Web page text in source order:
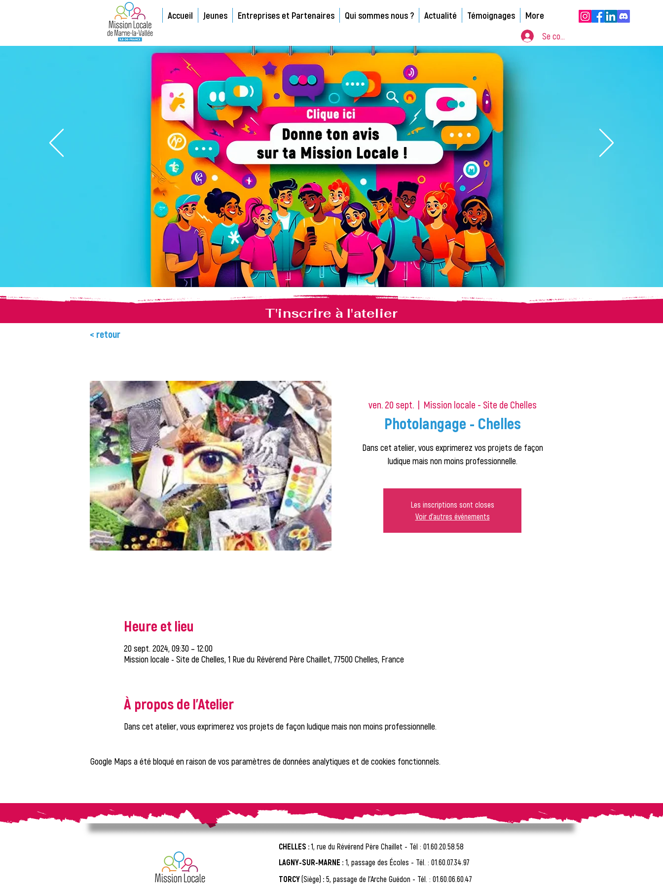
Accueil Jeunes Entreprises et Partenaires Qui sommes nous ? Actualité Témoignages More
Se connecter
T'inscrire à l'atelier
< retour
ven. 20 sept.
  |
Mission locale - Site de Chelles
Photolangage - Chelles
Dans cet atelier, vous exprimerez vos projets de façon
ludique mais non moins professionnelle.
Les inscriptions sont closes
Voir d'autres événements
Heure et lieu
20 sept. 2024, 09:30 – 12:00
Mission locale - Site de Chelles, 1 Rue du Révérend Père Chaillet, 77500 Chelles, France
À propos de l'Atelier
Dans cet atelier, vous exprimerez vos projets de façon ludique mais non moins professionnelle.
Google Maps a été bloqué en raison de vos paramètres de données analytiques et de cookies fonctionnels.
CHELLES :1, rue du Révérend Père Chaillet - Tél : 01.60.20.58.58
LAGNY-SUR-MARNE : 1, passage des Écoles - Tél. : 01.60.07.34.97
TORCY(Siège) : 5, passage de l'Arche Guédon - Tél. : 01.60.06.60.47